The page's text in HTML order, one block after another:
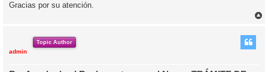
Gracias por su atención.
Topic Author
admin